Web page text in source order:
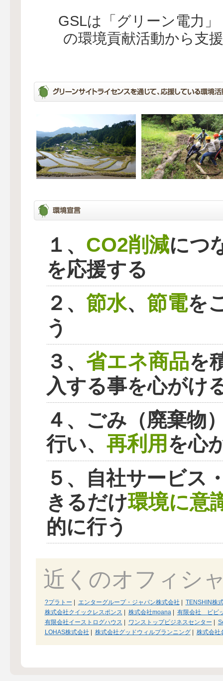
GSLは「グリーン電力
の環境貢献活動から支
１、 CO2削減につ
を応援する
２、 節水、 節電を
う
３、 省エネ商品を
入する事を心がけ
４、ごみ（廃棄物
行い、 再利用を心
５、自社サービス
きるだけ環境に意
的に行う
近くのオフィシ
?プラトー エンターグループ・ジャパン株式会社
TENSHIN株
株式会社クイックレスポンス
株式会社moana|
有限会社 ビビ
有限会社イーストログハウス
ワンストップビジネスセンター
LOHAS株式会社
株式会社グッドウィルプランニング| 株式会社